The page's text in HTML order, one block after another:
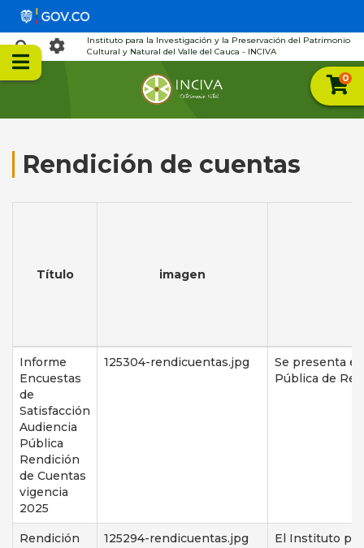
Instituto para la Investigación y la Preservación del Patrimonio
Cultural y Natural del Valle del Cauca - INCIVA
0
Rendición de cuentas
Título imagen
Informe
Encuestas
de
Satisfacción
Audiencia
Pública
Rendición
de Cuentas
vigencia
2025
125304-rendicuentas.jpg
Se presenta el
Pública de
Rendición
125294-rendicuentas.jpg
El Instituto